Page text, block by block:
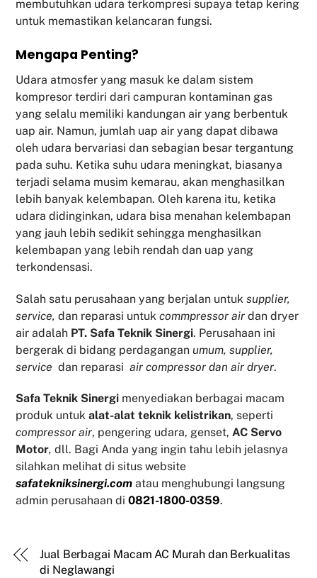
membutuhkan udara terkompresi supaya tetap kering
untuk memastikan kelancaran fungsi.
Mengapa Penting?
Udara atmosfer yang masuk ke dalam sistem
kompresor terdiri dari campuran kontaminan gas
yang selalu memiliki kandungan air yang berbentuk
uap air. Namun, jumlah uap air yang dapat dibawa
oleh udara bervariasi dan sebagian besar tergantung
pada suhu. Ketika suhu udara meningkat, biasanya
terjadi selama musim kemarau, akan menghasilkan
lebih banyak kelembapan. Oleh karena itu, ketika
udara didinginkan, udara bisa menahan kelembapan
yang jauh lebih sedikit sehingga menghasilkan
kelembapan yang lebih rendah dan uap yang
terkondensasi.
Salah satu perusahaan yang berjalan untuksupplier,
service, dan reparasi untukcommpressor air dan dryer
air adalah PT. Safa Teknik Sinergi. Perusahaan ini
bergerak di bidang perdaganganumum, supplier,
service dan reparasiair compressor dan air dryer.
Safa Teknik Sinergi menyediakan berbagai macam
produk untukalat-alat teknik kelistrikan, seperti
compressor air, pengering udara, genset,AC Servo
Motor, dll. Bagi Anda yang ingin tahu lebih jelasnya
silahkan melihat di situs website
safatekniksinergi.com atau menghubungi langsung
admin perusahaan di0821-1800-0359.
Jual Berbagai Macam AC Murah dan Berkualitas
di Neglawangi